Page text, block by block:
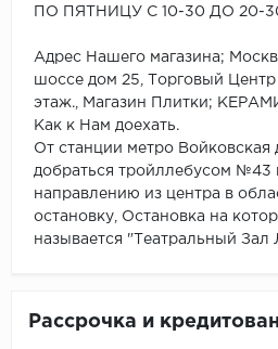
ПО ПЯТНИЦУ С 10-30 ДО 20-
Адрес Нашего магазина;
шоссе дом 25, Торговый
этаж., Магазин Плитки;
Как к Нам доехать.
От станции метро
добраться тройллебусом
направлению из центра в
остановку, Остановка на
называется "Театральный Зал
Рассрочка и